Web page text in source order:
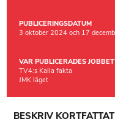
PUBLICERINGSDATUM
3 oktober 2024 och 17
VAR PUBLICERADES
TV4:s Kalla fakta
JMK läget
BESKRIV